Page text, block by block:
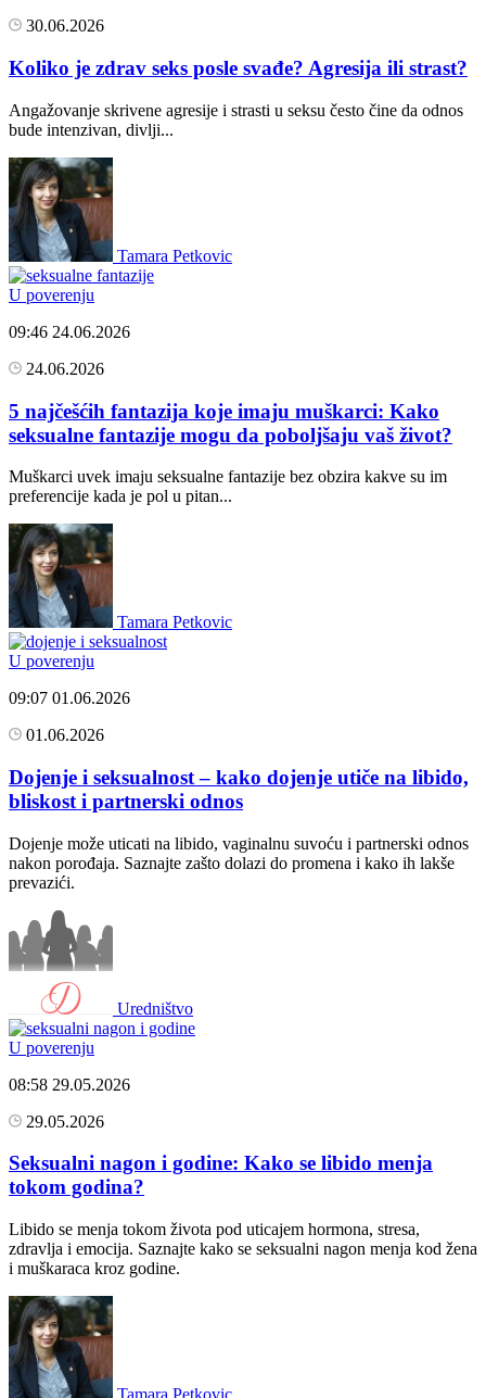
30.06.2026
Koliko je zdrav seks posle svađe? Agresija ili strast?
Angažovanje skrivene agresije i strasti u seksu često čine da odnos
bude intenzivan, divlji...
Tamara Petkovic
U poverenju
09:46 24.06.2026
24.06.2026
5 najčešćih fantazija koje imaju muškarci: Kako
seksualne fantazije mogu da poboljšaju vaš život?
Muškarci uvek imaju seksualne fantazije bez obzira kakve su im
preferencije kada je pol u pitan...
Tamara Petkovic
U poverenju
09:07 01.06.2026
01.06.2026
Dojenje i seksualnost – kako dojenje utiče na libido,
bliskost i partnerski odnos
Dojenje može uticati na libido, vaginalnu suvoću i partnerski odnos
nakon porođaja. Saznajte zašto dolazi do promena i kako ih lakše
prevazići.
Uredništvo
U poverenju
08:58 29.05.2026
29.05.2026
Seksualni nagon i godine: Kako se libido menja
tokom godina?
Libido se menja tokom života pod uticajem hormona, stresa,
zdravlja i emocija. Saznajte kako se seksualni nagon menja kod žena
i muškaraca kroz godine.